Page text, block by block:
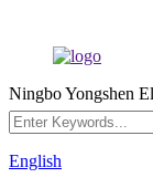
Ningbo Yongshen
English